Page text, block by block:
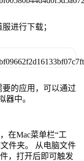
进行下载；
的应用，可以通过
器中。
在Mac菜单栏“工
件夹。 从电脑文件
，打开后即可触发